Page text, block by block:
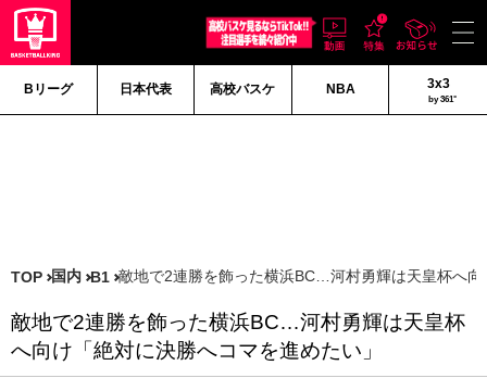
Bリーグ 日本代表 高校バスケ NBA 3x3
by 361°
TOP 国内 B1 敵地で2連勝を飾った横浜BC…河村勇輝は天皇杯へ
敵地で2連勝を飾った横浜BC…河村勇輝は天皇杯
へ向け「絶対に決勝へコマを進めたい」